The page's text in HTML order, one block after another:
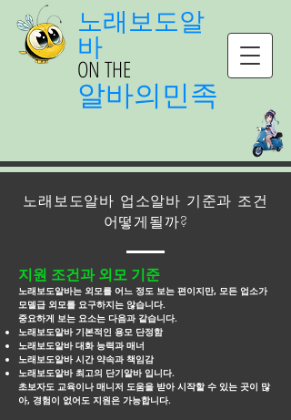
노래보도알
바
ON THE
알바의민족
노래보도알바 업소알바 기준과 조건
어떻게될까?
지원 조건과 외모 기준
노래보도알바는 외모를 어느 정도 보는 편이지만, 모든 업소가
모델급 외모를 요구하지는 않습니다.
중요하게 보는 요소는 다음과 같습니다.
노래보도알바 기본적인 용모 단정함
노래보도알바 대화 능력과 매너
노래보도알바 시간 약속과 책임감
노래보도알바 최고의 단기알바 입니다.
초보자도 교육이나 매니저 도움을 받아 시작할 수 있는 곳이 많
아, 경험이 없어도 지원은 가능합니다.